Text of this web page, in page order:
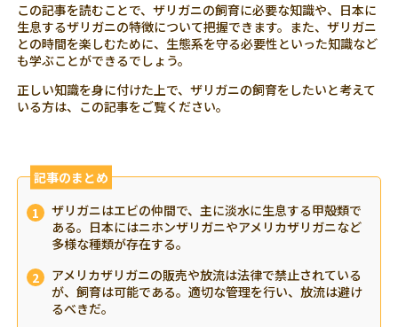
この記事を読むことで、ザリガニの飼育に必要な知識や、日本に
生息するザリガニの特徴について把握できます。また、ザリガニ
との時間を楽しむために、生態系を守る必要性といった知識など
も学ぶことができるでしょう。
正しい知識を身に付けた上で、ザリガニの飼育をしたいと考えて
いる方は、この記事をご覧ください。
記事のまとめ
ザリガニはエビの仲間で、主に淡水に生息する甲殻類で
ある。日本にはニホンザリガニやアメリカザリガニなど
多様な種類が存在する。
アメリカザリガニの販売や放流は法律で禁止されている
が、飼育は可能である。適切な管理を行い、放流は避け
るべきだ。